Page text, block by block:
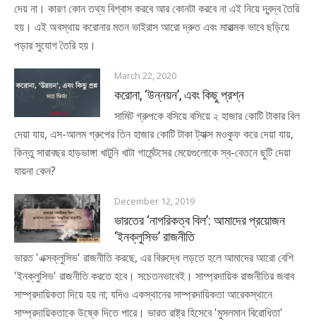
দেয় না। কারণ কোন তথ্য বিশ্বাস করবে আর কোনটা করবে না এই নিয়ে দ্বন্দ্ব তৈরি
হয়। এই অবস্থায় করোনার মতন ভাইরাস আরো দ্রুত এবং মারাত্মক ভাবে ছড়িয়ে
পড়ার সুযোগ তৈরি হয়।
March 22, 2020
করোনা, ‘উন্নয়ন’, এবং কিছু প্রশ্ন
সামিট গ্রুপকে বসিয়ে বসিয়ে ২ হাজার কোটি টাকার বিল
দেয়া যায়, এস-আলম গ্রুপের তিন হাজার কোটি টাকা ট্যাক্স মওকুফ করে দেয়া যায়,
কিন্তু সারাবছর হাড়ভাঙ্গা খাটুনি খাটা গার্মেন্টসের মেয়েগুলোকে স্ব-বেতনে ছুটি দেয়া
যায়না কেন?
December 12, 2019
ভারতের ‘নাগরিকত্ব বিল’: আমাদের প্রয়োজন
‘ইনক্লুসিভ’ রাজনীতি
ভারত 'এক্সক্লুসিভ' রাজনীতি করছে, এর বিরুদ্ধে লড়তে হলে আমাদের আরো বেশি
'ইনক্লুসিভ' রাজনীতি করতে হবে। সচেতনভাবেই। সাম্প্রদায়িক রাজনীতির জবাব
সাম্প্রদায়িকতা দিয়ে হয় না; যদিও একস্থানের সাম্প্রদায়িকতা আরেকস্থানে
সাম্প্রদায়িকতাকে উষ্কে দিতে পারে। ভারত রাষ্ট্র হিসেবে 'মুসলমান বিরোধিতা'